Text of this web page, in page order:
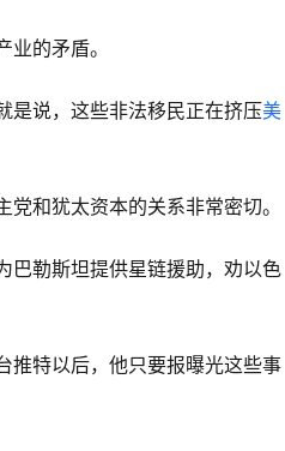
的矛盾。
是说，这些非法移民正在挤压美
党和犹太资本的关系非常密切。
巴勒斯坦提供星链援助，劝以色
推特以后，他只要报曝光这些事